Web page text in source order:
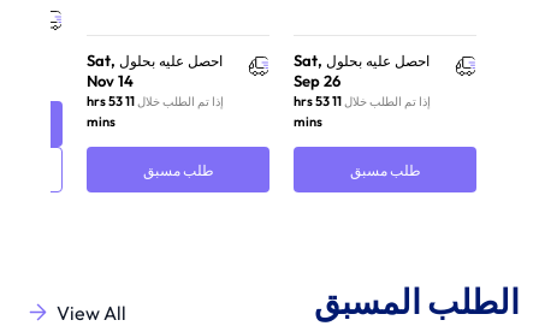
احصل عليه بحلول Sat,
Sep 26
إذا تم الطلب خلال
11 hrs 53
mins
طلب مسبق
احصل عليه بحلول Sat,
Nov 14
إذا تم الطلب خلال
11 hrs 53
mins
طلب مسبق
الطلب المسبق View All